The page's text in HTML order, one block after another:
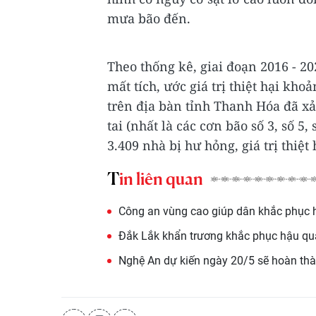
mưa bão đến.
Theo thống kê, giai đoạn 2016 -
mất tích, ước giá trị thiệt hại
trên địa bàn tỉnh Thanh Hóa đã
tai (nhất là các cơn bão số 3, số
3.409 nhà bị hư hỏng, giá trị thiệt
Tin liên quan
Công an vùng cao giúp dân khắc phục
Đắk Lắk khẩn trương khắc phục hậu
Nghệ An dự kiến ngày 20/5 sẽ hoàn